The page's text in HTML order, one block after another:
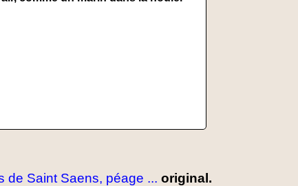
de Saint Saens, péage ... original.